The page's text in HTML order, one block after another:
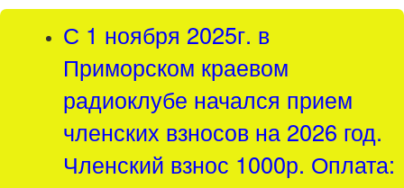
С 1 ноября 2025г. в
Приморском краевом
радиоклубе начался прием
членских взносов на 2026 год.
Членский взнос 1000р. Оплата: